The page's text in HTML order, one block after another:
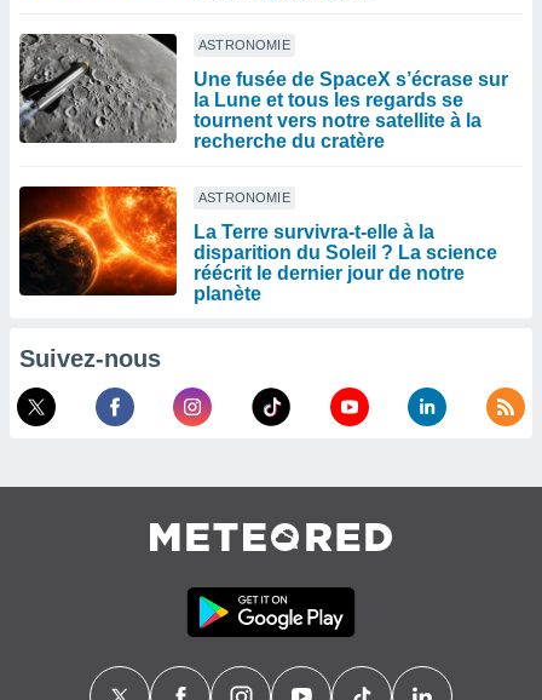
ASTRONOMIE
Une fusée de SpaceX s’écrase sur
la Lune et tous les regards se
tournent vers notre satellite à la
recherche du cratère
ASTRONOMIE
La Terre survivra-t-elle à la
disparition du Soleil ? La science
réécrit le dernier jour de notre
planète
Suivez-nous